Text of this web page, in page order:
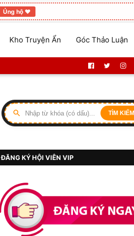
Ủng hộ ❤️
Kho Truyện Ẩn Góc Thảo Luận
TÌM KIẾM
ĐĂNG KÝ HỘI VIÊN VIP